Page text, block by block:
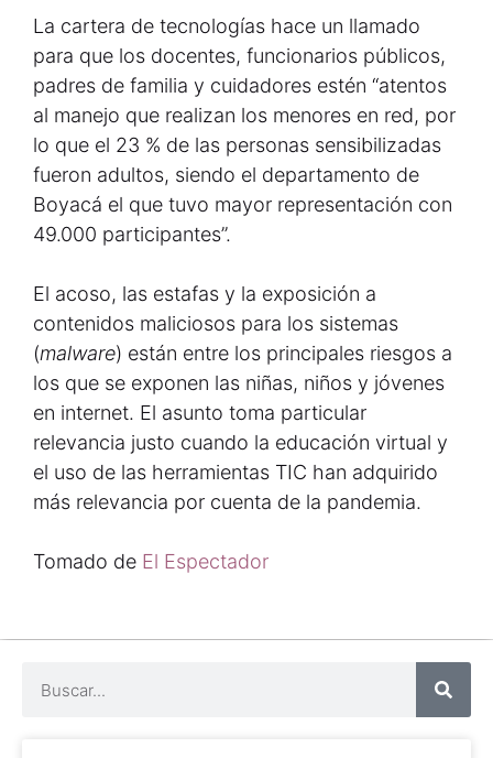
La cartera de tecnologías hace un llamado
para que los docentes, funcionarios públicos,
padres de familia y cuidadores estén “atentos
al manejo que realizan los menores en red, por
lo que el 23 % de las personas sensibilizadas
fueron adultos, siendo el departamento de
Boyacá el que tuvo mayor representación con
49.000 participantes”.
El acoso, las estafas y la exposición a
contenidos maliciosos para los sistemas
(malware) están entre los principales riesgos a
los que se exponen las niñas, niños y jóvenes
en internet. El asunto toma particular
relevancia justo cuando la educación virtual y
el uso de las herramientas TIC han adquirido
más relevancia por cuenta de la pandemia.
Tomado de El Espectador